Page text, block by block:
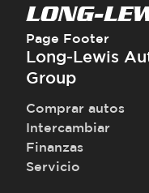
Page Footer
Long-Lewis
Group
Comprar autos
Intercambiar
Finanzas
Servicio